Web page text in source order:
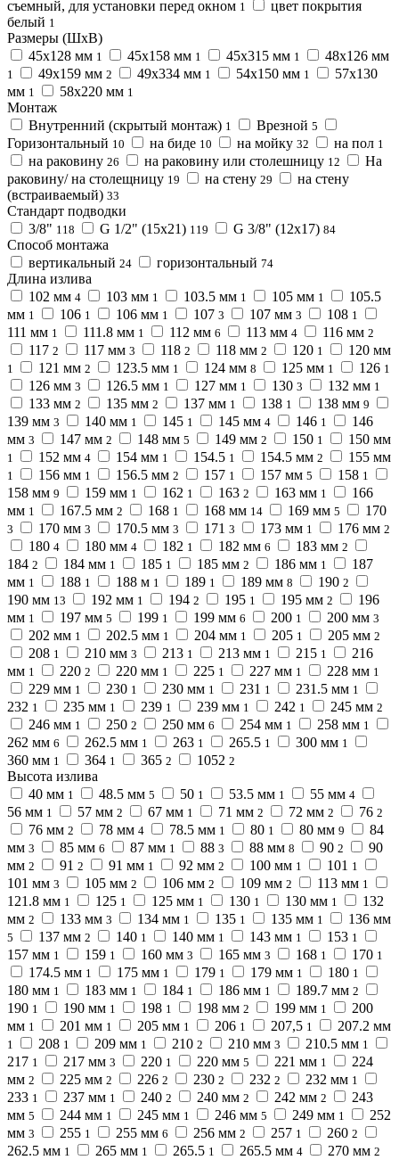
съемный, для установки перед окном 1
цвет покрытия
белый 1
Размеры (ШхВ)
45х128 мм 1 45х158 мм 1 45х315 мм 1 48х126 мм
1 49х159 мм 2 49х334 мм 1 54х150 мм 1
57х130
мм 1 58х220 мм 1
Монтаж
Внутренний (скрытый монтаж) 1 Врезной 5
Горизонтальный 10 на биде 10 на мойку 32 на пол 1
на раковину 26 на раковину или столешницу 12
На
раковину/ на столещницу 19 на стену 29
на стену
(встраиваемый) 33
Стандарт подводки
3/8" 118 G 1/2" (15x21) 119 G 3/8" (12x17) 84
Способ монтажа
вертикальный 24 горизонтальный 74
Длина излива
102 мм 4 103 мм 1 103.5 мм 1 105 мм 1
105.5
мм 1 106 1 106 мм 1 107 3 107 мм 3 108 1
111 мм 1 111.8 мм 1 112 мм 6 113 мм 4 116 мм 2
117 2 117 мм 3 118 2 118 мм 2 120 1 120 мм
1 121 мм 2 123.5 мм 1 124 мм 8 125 мм 1 126 1
126 мм 3 126.5 мм 1 127 мм 1 130 3 132 мм 1
133 мм 2 135 мм 2 137 мм 1 138 1 138 мм 9
139 мм 3 140 мм 1 145 1 145 мм 4 146 1
146
мм 3 147 мм 2 148 мм 5 149 мм 2 150 1 150 мм
1 152 мм 4 154 мм 1 154.5 1 154.5 мм 2 155 мм
1 156 мм 1 156.5 мм 2 157 1 157 мм 5 158 1
158 мм 9 159 мм 1 162 1 163 2 163 мм 1
166
мм 1 167.5 мм 2 168 1 168 мм 14 169 мм 5 170
3 170 мм 3 170.5 мм 3 171 3 173 мм 1 176 мм 2
180 4 180 мм 4 182 1 182 мм 6 183 мм 2
184 2 184 мм 1 185 1 185 мм 2 186 мм 1
187
мм 1 188 1 188 м 1 189 1 189 мм 8 190 2
190 мм 13 192 мм 1 194 2 195 1 195 мм 2
196
мм 1 197 мм 5 199 1 199 мм 6 200 1 200 мм 3
202 мм 1 202.5 мм 1 204 мм 1 205 1 205 мм 2
208 1 210 мм 3 213 1 213 мм 1 215 1
216
мм 1 220 2 220 мм 1 225 1 227 мм 1 228 мм 1
229 мм 1 230 1 230 мм 1 231 1 231.5 мм 1
232 1 235 мм 1 239 1 239 мм 1 242 1 245 мм 2
246 мм 1 250 2 250 мм 6 254 мм 1 258 мм 1
262 мм 6 262.5 мм 1 263 1 265.5 1 300 мм 1
360 мм 1 364 1 365 2 1052 2
Высота излива
40 мм 1 48.5 мм 5 50 1 53.5 мм 1 55 мм 4
56 мм 1 57 мм 2 67 мм 1 71 мм 2 72 мм 2 76 2
76 мм 2 78 мм 4 78.5 мм 1 80 1 80 мм 9
84
мм 3 85 мм 6 87 мм 1 88 3 88 мм 8 90 2
90
мм 2 91 2 91 мм 1 92 мм 2 100 мм 1 101 1
101 мм 3 105 мм 2 106 мм 2 109 мм 2 113 мм 1
121.8 мм 1 125 1 125 мм 1 130 1 130 мм 1
132
мм 2 133 мм 3 134 мм 1 135 1 135 мм 1 136 мм
5 137 мм 2 140 1 140 мм 1 143 мм 1 153 1
157 мм 1 159 1 160 мм 3 165 мм 3 168 1 170 1
174.5 мм 1 175 мм 1 179 1 179 мм 1 180 1
180 мм 1 183 мм 1 184 1 186 мм 1 189.7 мм 2
190 1 190 мм 1 198 1 198 мм 2 199 мм 1
200
мм 1 201 мм 1 205 мм 1 206 1 207,5 1 207.2 мм
1 208 1 209 мм 1 210 2 210 мм 3 210.5 мм 1
217 1 217 мм 3 220 1 220 мм 5 221 мм 1
224
мм 2 225 мм 2 226 2 230 2 232 2 232 мм 1
233 1 237 мм 1 240 2 240 мм 2 242 мм 2
243
мм 5 244 мм 1 245 мм 1 246 мм 5 249 мм 1
252
мм 3 255 1 255 мм 6 256 мм 2 257 1 260 2
262.5 мм 1 265 мм 1 265.5 1 265.5 мм 4 270 мм 2